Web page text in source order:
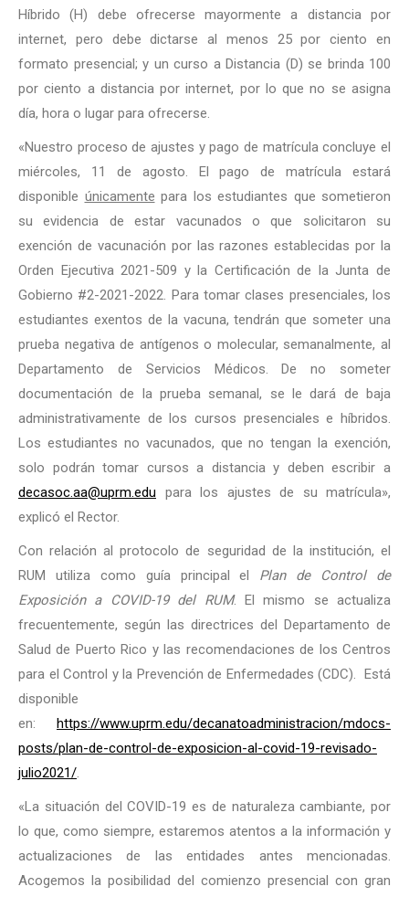
Híbrido (H) debe ofrecerse mayormente a distancia por
internet, pero debe dictarse al menos 25 por ciento en
formato presencial; y un curso a Distancia (D) se brinda 100
por ciento a distancia por internet, por lo que no se asigna
día, hora o lugar para ofrecerse.
«Nuestro proceso de ajustes y pago de matrícula concluye el
miércoles, 11 de agosto. El pago de matrícula estará
disponible únicamente para los estudiantes que sometieron
su evidencia de estar vacunados o que solicitaron su
exención de vacunación por las razones establecidas por la
Orden Ejecutiva 2021-509 y la Certificación de la Junta de
Gobierno #2-2021-2022. Para tomar clases presenciales, los
estudiantes exentos de la vacuna, tendrán que someter una
prueba negativa de antígenos o molecular, semanalmente, al
Departamento de Servicios Médicos. De no someter
documentación de la prueba semanal, se le dará de baja
administrativamente de los cursos presenciales e híbridos.
Los estudiantes no vacunados, que no tengan la exención,
solo podrán tomar cursos a distancia y deben escribir a
decasoc.aa@uprm.edu para los ajustes de su matrícula»,
explicó el Rector.
Con relación al protocolo de seguridad de la institución, el
RUM utiliza como guía principal el Plan de Control de
Exposición a COVID-19 del RUM. El mismo se actualiza
frecuentemente, según las directrices del Departamento de
Salud de Puerto Rico y las recomendaciones de los Centros
para el Control y la Prevención de Enfermedades (CDC). Está
disponible
en: https://www.uprm.edu/decanatoadministracion/mdocs-
posts/plan-de-control-de-exposicion-al-covid-19-revisado-
julio2021/.
«La situación del COVID-19 es de naturaleza cambiante, por
lo que, como siempre, estaremos atentos a la información y
actualizaciones de las entidades antes mencionadas.
Acogemos la posibilidad del comienzo presencial con gran